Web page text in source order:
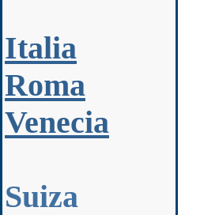
Italia
Roma
Venecia
Suiza